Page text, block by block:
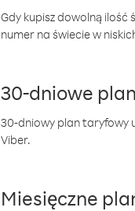
Gdy kupisz dowolną
numer na świecie w
30-dniowe
30-dniowy plan taryfowy
Viber.
Miesięczne